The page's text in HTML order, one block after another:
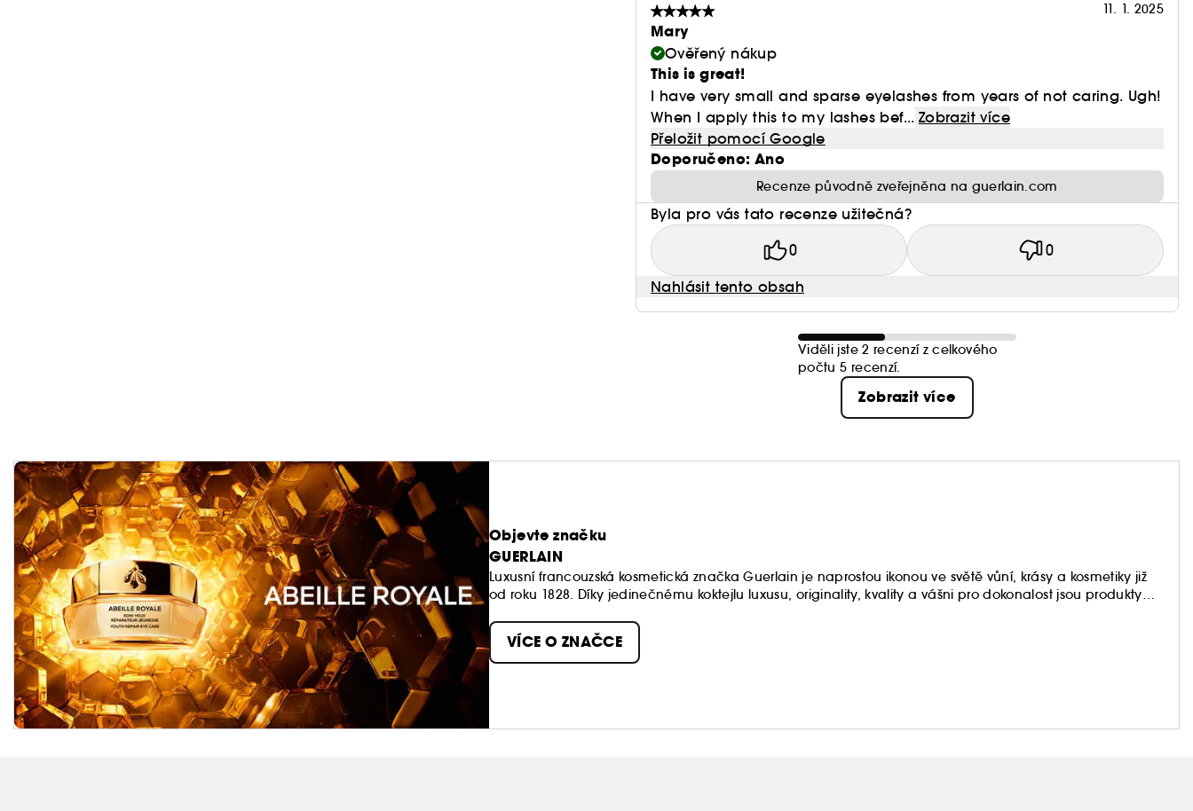
11. 1. 2025
Mary
Ověřený nákup
This is great!
I have very small and sparse eyelashes from years of not caring. Ugh!
When I apply this to my lashes bef... Zobrazit více
Přeložit pomocí Google
Doporučeno: Ano
Recenze původně zveřejněna na guerlain.com
Byla pro vás tato recenze užitečná?
0 0
Nahlásit tento obsah
Viděli jste 2 recenzí z celkového
počtu 5 recenzí.
Zobrazit více
Objevte značku
GUERLAIN
Luxusní francouzská kosmetická značka Guerlain je naprostou ikonou ve světě vůní, krásy a kosmetiky již
od roku 1828. Díky jedinečnému koktejlu luxusu, originality, kvality a vášni pro dokonalost jsou produkty
VÍCE O ZNAČCE